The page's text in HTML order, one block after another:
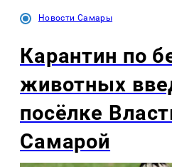
Новости Самары
Карантин по
животных
посёлке
Самарой